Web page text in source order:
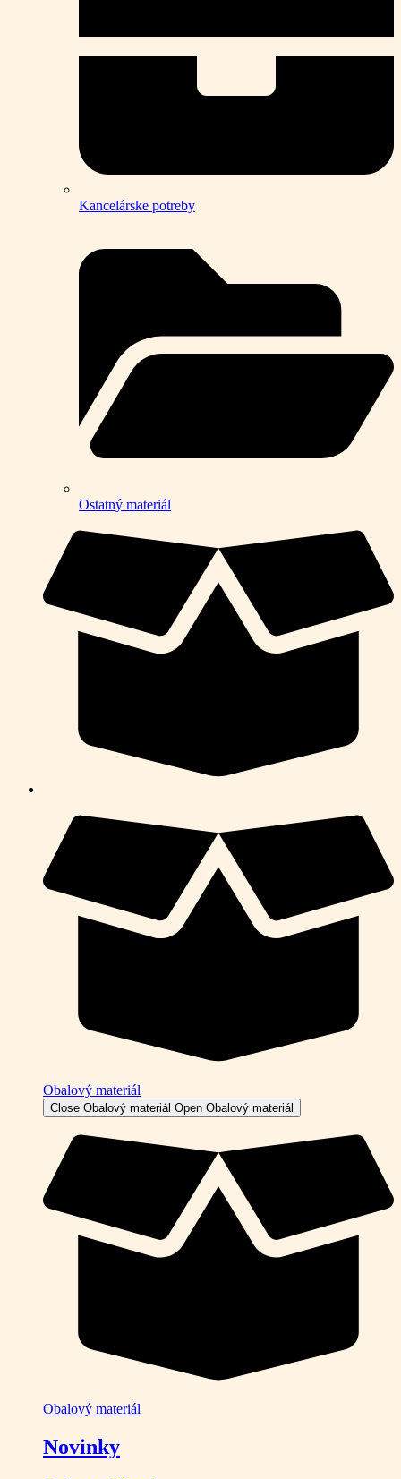
Kancelárske potreby
Ostatný materiál
Obalový materiál
Close Obalový materiál Open Obalový materiál
Obalový materiál
Novinky